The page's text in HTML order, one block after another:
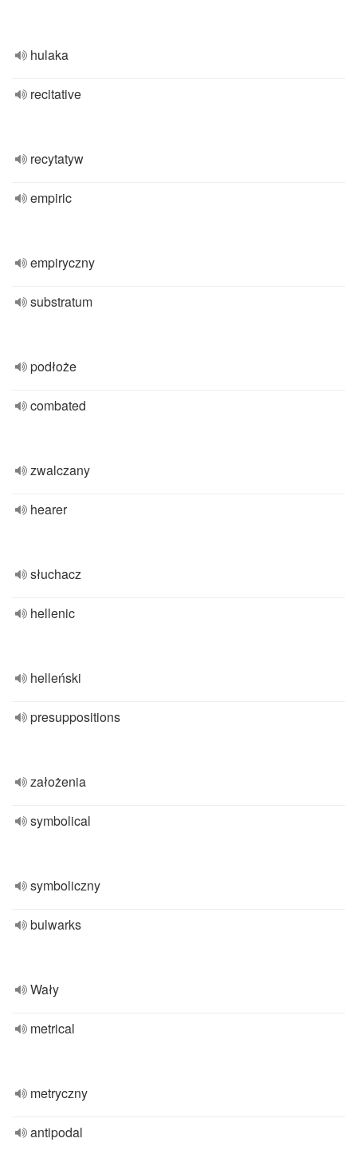
hulaka
recitative
recytatyw
empiric
empiryczny
substratum
podłoże
combated
zwalczany
hearer
słuchacz
hellenic
helleński
presuppositions
założenia
symbolical
symboliczny
bulwarks
Wały
metrical
metryczny
antipodal